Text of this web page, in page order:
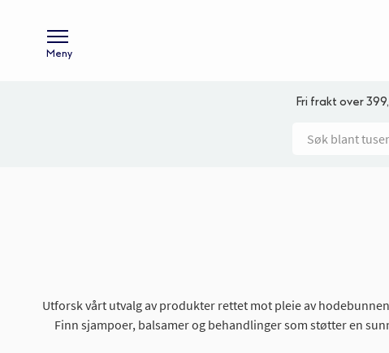
Meny
Fri frakt over
Utforsk vårt utvalg av produkter rettet mot pleie av
Finn sjampoer, balsamer og behandlinger som støtter en